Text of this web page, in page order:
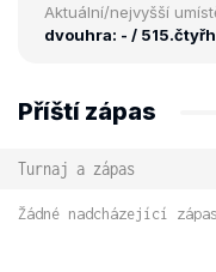
Aktuální/nejvyšší
dvouhra: - / 515.
Příští zápas
Turnaj a zápas
Žádné nadcházející